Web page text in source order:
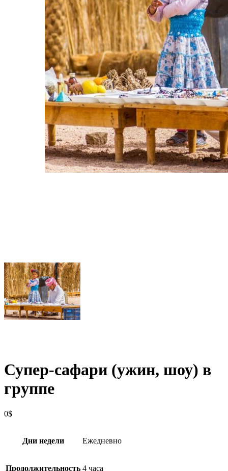
Супер-сафари (ужин, шоу) в
группе
0$
Дни недели Ежедневно
Продолжительность 4 часа